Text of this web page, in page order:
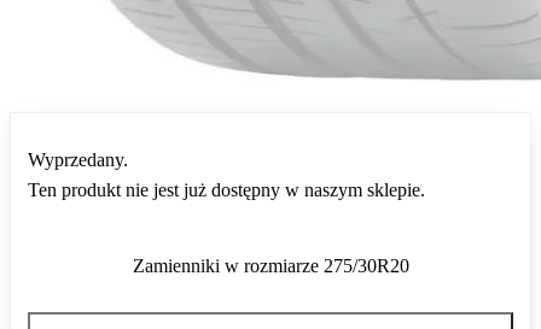
Wyprzedany.
Ten produkt nie jest już dostępny w naszym sklepie.
Zamienniki w rozmiarze 275/30R20